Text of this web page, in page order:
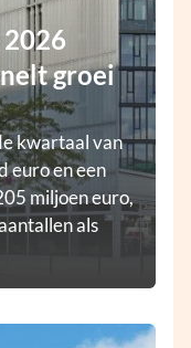
groei
kwartaal van
euro en een
miljoen euro,
als